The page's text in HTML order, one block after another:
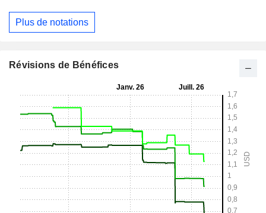
Plus de notations
Révisions de Bénéfices